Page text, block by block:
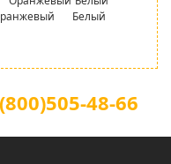
Белый
48-66